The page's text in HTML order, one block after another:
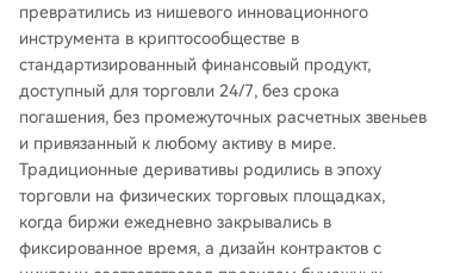
превратились из нишевого инновационного
инструмента в криптосообществе в
стандартизированный финансовый продукт,
доступный для торговли 24/7, без срока
погашения, без промежуточных расчетных звеньев
и привязанный к любому активу в мире.
Традиционные деривативы родились в эпоху
торговли на физических торговых площадках,
когда биржи ежедневно закрывались в
фиксированное время, а дизайн контрактов с